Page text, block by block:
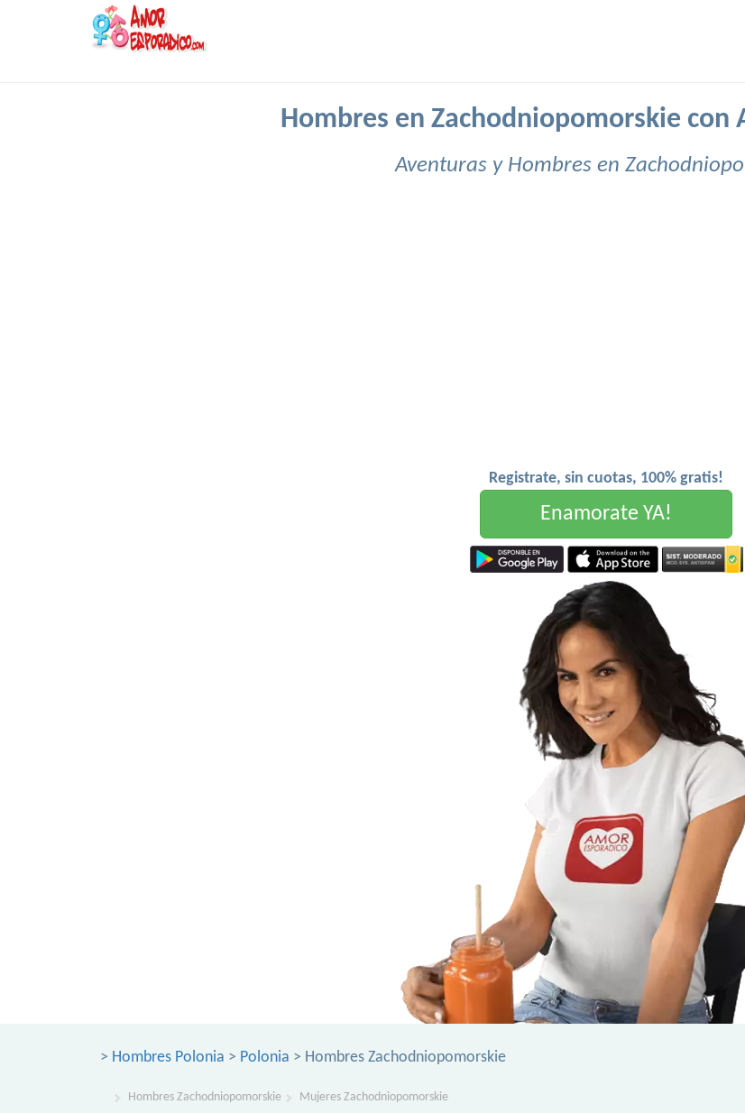
Hombres en Zachodniopomorskie con
Aventuras y Hombres en
Registrate, sin cuotas, 100% gratis!
Enamorate YA!
> Hombres Polonia > Polonia > Hombres Zachodniopomorskie
Hombres Zachodniopomorskie Mujeres Zachodniopomorskie